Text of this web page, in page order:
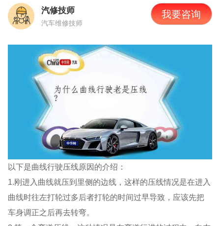
汽修技师
汽车维修技师
我要咨询
以下是曲线行驶压线原因的介绍：
1.刚进入曲线就压到里侧的边线，这样的压线情况是在进入
曲线时往左打轮过多后者打轮的时间过早导致，应该先把
车身调正之后再去转弯。